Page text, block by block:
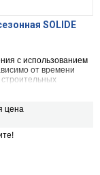
SOLIDE
с использованием
от времени
цена